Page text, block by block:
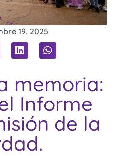
memoria:
Informe
de la
19, 2025